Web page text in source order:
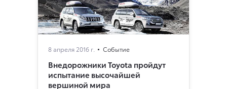
8 апреля 2016 г. Событие
Внедорожники Toyota пройдут
испытание высочайшей
вершиной мира